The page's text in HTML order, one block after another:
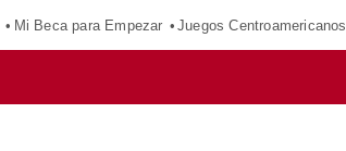
Mi Beca para Empezar Juegos Centroamericanos